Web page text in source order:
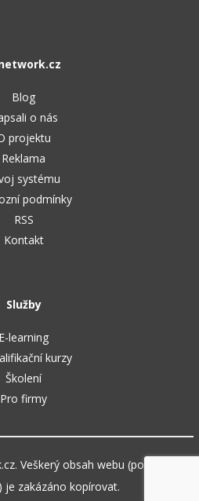
Blog
o nás
projektu
Reklama
systému
podmínky
RSS
Kontakt
Služby
E-learning
kurzy
Školení
Pro firmy
Veškerý obsah webu (pokud není
je zakázáno kopírovat.